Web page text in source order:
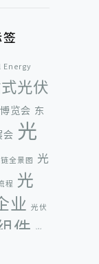
Energy
光伏
览会 东
会 光
全景图 光
程 光
业 光伏
件 光